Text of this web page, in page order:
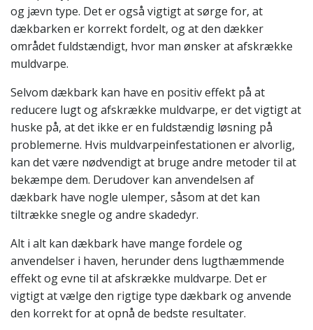
og jævn type. Det er også vigtigt at sørge for, at
dækbarken er korrekt fordelt, og at den dækker
området fuldstændigt, hvor man ønsker at afskrække
muldvarpe.
Selvom dækbark kan have en positiv effekt på at
reducere lugt og afskrække muldvarpe, er det vigtigt at
huske på, at det ikke er en fuldstændig løsning på
problemerne. Hvis muldvarpeinfestationen er alvorlig,
kan det være nødvendigt at bruge andre metoder til at
bekæmpe dem. Derudover kan anvendelsen af
dækbark have nogle ulemper, såsom at det kan
tiltrække snegle og andre skadedyr.
Alt i alt kan dækbark have mange fordele og
anvendelser i haven, herunder dens lugthæmmende
effekt og evne til at afskrække muldvarpe. Det er
vigtigt at vælge den rigtige type dækbark og anvende
den korrekt for at opnå de bedste resultater.